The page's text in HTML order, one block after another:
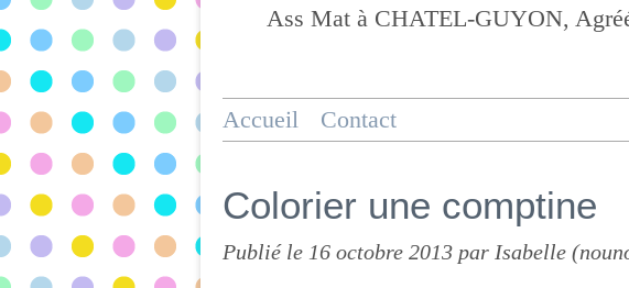
Accueil Contact
Colorier une comptine
Publié le 16 octobre 2013 par Isabelle